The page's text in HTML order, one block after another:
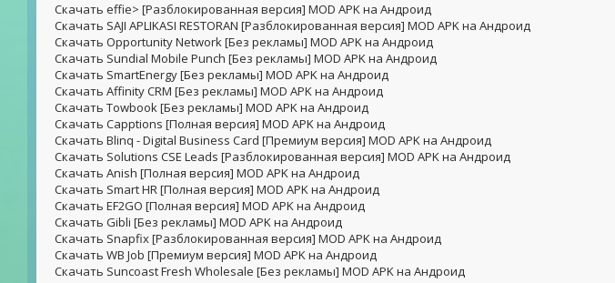
Скачать effie> [Разблокированная версия] MOD APK на Андроид
Скачать SAJI APLIKASI RESTORAN [Разблокированная версия] MOD APK на Андроид
Скачать Opportunity Network [Без рекламы] MOD APK на Андроид
Скачать Sundial Mobile Punch [Без рекламы] MOD APK на Андроид
Скачать SmartEnergy [Без рекламы] MOD APK на Андроид
Скачать Affinity CRM [Без рекламы] MOD APK на Андроид
Скачать Towbook [Без рекламы] MOD APK на Андроид
Скачать Capptions [Полная версия] MOD APK на Андроид
Скачать Blinq - Digital Business Card [Премиум версия] MOD APK на Андроид
Скачать Solutions CSE Leads [Разблокированная версия] MOD APK на Андроид
Скачать Anish [Полная версия] MOD APK на Андроид
Скачать Smart HR [Полная версия] MOD APK на Андроид
Скачать EF2GO [Полная версия] MOD APK на Андроид
Скачать Gibli [Без рекламы] MOD APK на Андроид
Скачать Snapfix [Разблокированная версия] MOD APK на Андроид
Скачать WB Job [Премиум версия] MOD APK на Андроид
Скачать Suncoast Fresh Wholesale [Без рекламы] MOD APK на Андроид